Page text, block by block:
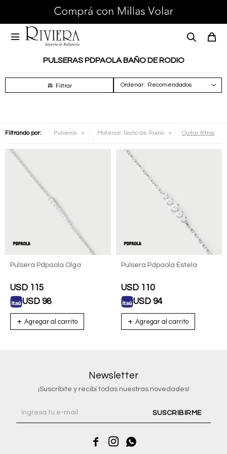

PULSERAS PDPAOLA BAÑO DE RODIO
Recomendados
Filtrando por: Pulseras Material: Baño de Rodio Quitar filtros
Pulsera Pdpaola Olga
USD 115
USD 98
Pulsera Pdpaola Estela
USD 110
USD 94
Newsletter
¡Suscribite y recibí todas nuestras novedades!
SUSCRIBIRME
  